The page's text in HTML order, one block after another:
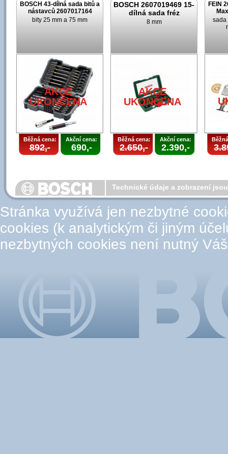
BOSCH 43-dílná sada bitů a
nástavců 2607017164
bity 25 mm a 75 mm
AKCE
UKONČENA
Běžná cena:
892,-
Akční cena:
690,-
BOSCH 2607019469 15-
dílná sada fréz
8 mm
AKCE
UKONČENA
Běžná cena:
2.650,-
Akční cena:
2.390,-
FEIN
sada
Technické údaje a zobrazení
Stránka využívá jen nezbytné
cookies (k analytickým či jiným
nezbytných cookies není nutný